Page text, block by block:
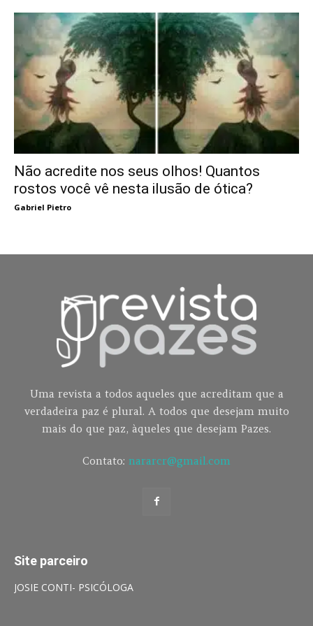
Não acredite nos seus olhos! Quantos
rostos você vê nesta ilusão de ótica?
Gabriel Pietro
Uma revista a todos aqueles que acreditam que a
verdadeira paz é plural. A todos que desejam muito
mais do que paz, àqueles que desejam Pazes.
Contato: nararcr@gmail.com
Site parceiro
JOSIE CONTI- PSICÓLOGA